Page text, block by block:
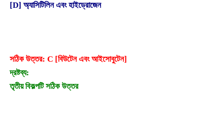
[D] অ্যাসিটিলিন এবং হাইড্রোজেন
সঠিক উত্তর: C [বিউটেন এবং আইসোবুটেন]
দ্রষ্টব্য:
তৃতীয় বিকল্পটি সঠিক উত্তর